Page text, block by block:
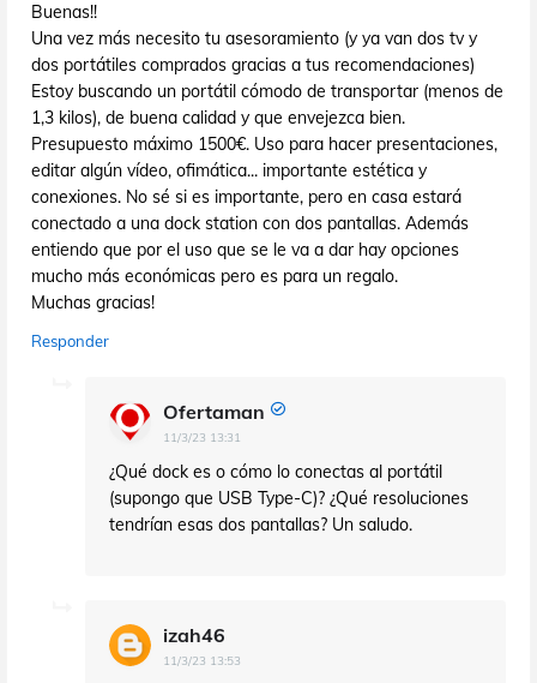
Buenas!!
Una vez más necesito tu asesoramiento (y ya van dos tv y
dos portátiles comprados gracias a tus recomendaciones)
Estoy buscando un portátil cómodo de transportar (menos de
1,3 kilos), de buena calidad y que envejezca bien.
Presupuesto máximo 1500€. Uso para hacer presentaciones,
editar algún vídeo, ofimática... importante estética y
conexiones. No sé si es importante, pero en casa estará
conectado a una dock station con dos pantallas. Además
entiendo que por el uso que se le va a dar hay opciones
mucho más económicas pero es para un regalo.
Muchas gracias!
Responder
Ofertaman
11/3/23 13:31
¿Qué dock es o cómo lo conectas al portátil
(supongo que USB Type-C)? ¿Qué resoluciones
tendrían esas dos pantallas? Un saludo.
izah46
11/3/23 13:53